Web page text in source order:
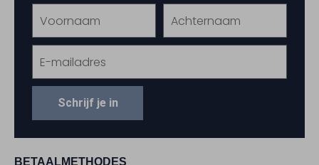
BETAALMETHODES
Schrijf je in